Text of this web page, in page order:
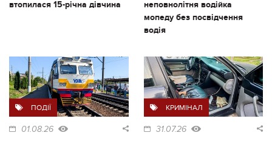
втопилася 15-річна дівчина
неповнолітня водійка
мопеду без посвідчення
водія
ПОДІЇ
01.08.26
КРИМІНАЛ
31.07.26